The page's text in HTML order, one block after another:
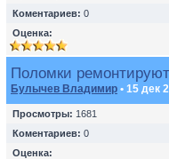
Коментариев: 0
Оценка:
Поломки
Булычев Владимир • 15 дек
Просмотры: 1681
Коментариев: 0
Оценка: